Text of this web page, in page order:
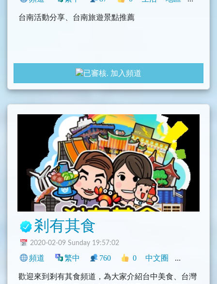
台南活動分享、台南旅遊景點推薦
加入頻道
剎有其食
2020-02-09 Sunday 19:57:02
頻道 繁中 760 0 中文圈 臺灣
歡迎來到剎有其食頻道，為大家介紹台中美食、台灣